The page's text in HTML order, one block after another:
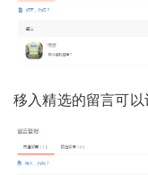
移入精选的留言可以